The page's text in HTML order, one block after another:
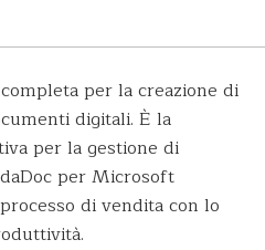
per la creazione di
digitali. È la
per la gestione di
per Microsoft
di vendita con lo